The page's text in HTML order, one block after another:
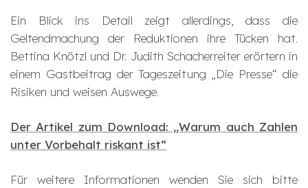
Ein Blick ins Detail zeigt allerdings, dass die
Geltendmachung der Reduktionen ihre Tücken hat.
Bettina Knötzl und Dr. Judith Schacherreiter erörtern in
einem Gastbeitrag der Tageszeitung „Die Presse“ die
Risiken und weisen Auswege.
Der Artikel zum Download: „Warum auch Zahlen
unter Vorbehalt riskant ist“
Für weitere Informationen wenden Sie sich bitte